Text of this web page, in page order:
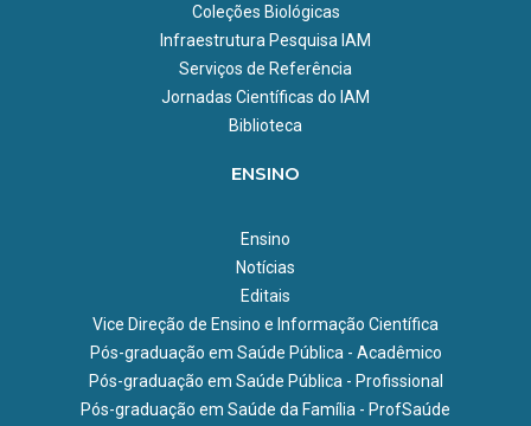
Coleções Biológicas
Infraestrutura Pesquisa IAM
Serviços de Referência
Jornadas Científicas do IAM
Biblioteca
ENSINO
Ensino
Notícias
Editais
Vice Direção de Ensino e Informação Científica
Pós-graduação em Saúde Pública - Acadêmico
Pós-graduação em Saúde Pública - Profissional
Pós-graduação em Saúde da Família - ProfSaúde